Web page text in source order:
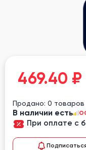
469.40 ₽
Продано: 0 товаров
В наличии есть
При оплате с